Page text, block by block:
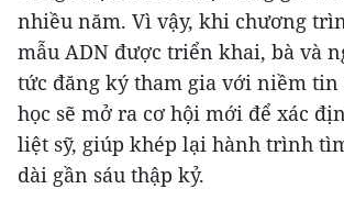
nhiều năm. Vì vậy, khi chương
mẫu ADN được triển khai, bà và
tức đăng ký tham gia với niềm tin
học sẽ mở ra cơ hội mới để xác
liệt sỹ, giúp khép lại hành trình
dài gần sáu thập kỷ.